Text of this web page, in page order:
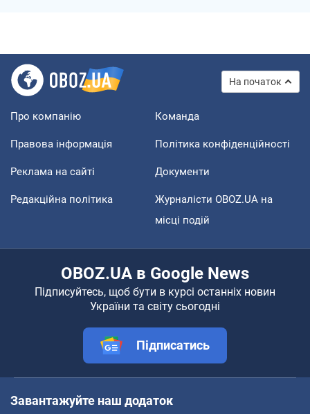
На початок
Про компанію Команда
Правова інформація Політика конфіденційності
Реклама на сайті Документи
Редакційна політика
Журналісти OBOZ.UA на
місці подій
OBOZ.UA в Google News
Підписуйтесь, щоб бути в курсі останніх новин
України та світу сьогодні
Підписатись
Завантажуйте наш додаток